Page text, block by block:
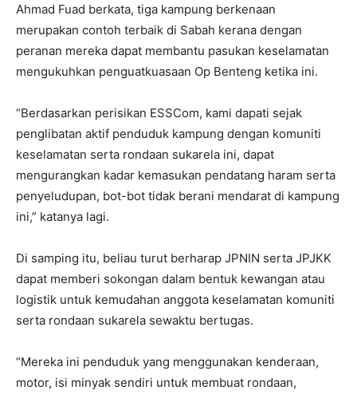
Ahmad Fuad berkata, tiga kampung berkenaan
merupakan contoh terbaik di Sabah kerana dengan
peranan mereka dapat membantu pasukan keselamatan
mengukuhkan penguatkuasaan Op Benteng ketika ini.
“Berdasarkan perisikan ESSCom, kami dapati sejak
penglibatan aktif penduduk kampung dengan komuniti
keselamatan serta rondaan sukarela ini, dapat
mengurangkan kadar kemasukan pendatang haram serta
penyeludupan, bot-bot tidak berani mendarat di kampung
ini,” katanya lagi.
Di samping itu, beliau turut berharap JPNIN serta JPJKK
dapat memberi sokongan dalam bentuk kewangan atau
logistik untuk kemudahan anggota keselamatan komuniti
serta rondaan sukarela sewaktu bertugas.
“Mereka ini penduduk yang menggunakan kenderaan,
motor, isi minyak sendiri untuk membuat rondaan,